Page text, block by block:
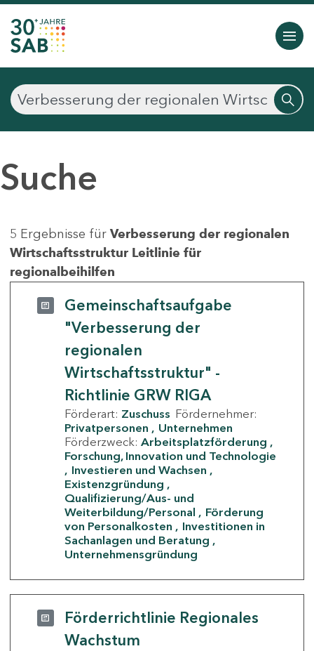
Suche
5 Ergebnisse für Verbesserung der regionalen
Wirtschaftsstruktur Leitlinie für
regionalbeihilfen
Gemeinschaftsaufgabe
"Verbesserung der
regionalen
Wirtschaftsstruktur" -
Richtlinie GRW RIGA
Förderart: Zuschuss Fördernehmer:
Privatpersonen
Unternehmen
Förderzweck: Arbeitsplatzförderung
Forschung, Innovation und Technologie
Investieren und Wachsen
Existenzgründung
Qualifizierung/Aus- und
Weiterbildung/Personal
Förderung
von Personalkosten
Investitionen in
Sachanlagen und Beratung
Unternehmensgründung
Förderrichtlinie Regionales
Wachstum